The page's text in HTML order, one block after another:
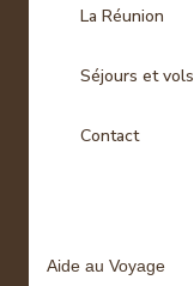
La Réunion
Séjours et vols
Contact
Aide au Voyage